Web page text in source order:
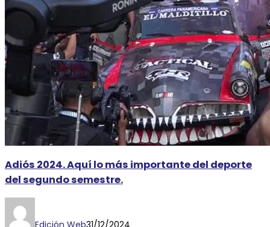
Adiós 2024. Aquí lo más importante del deporte
del segundo semestre.
Edición Web31/12/2024